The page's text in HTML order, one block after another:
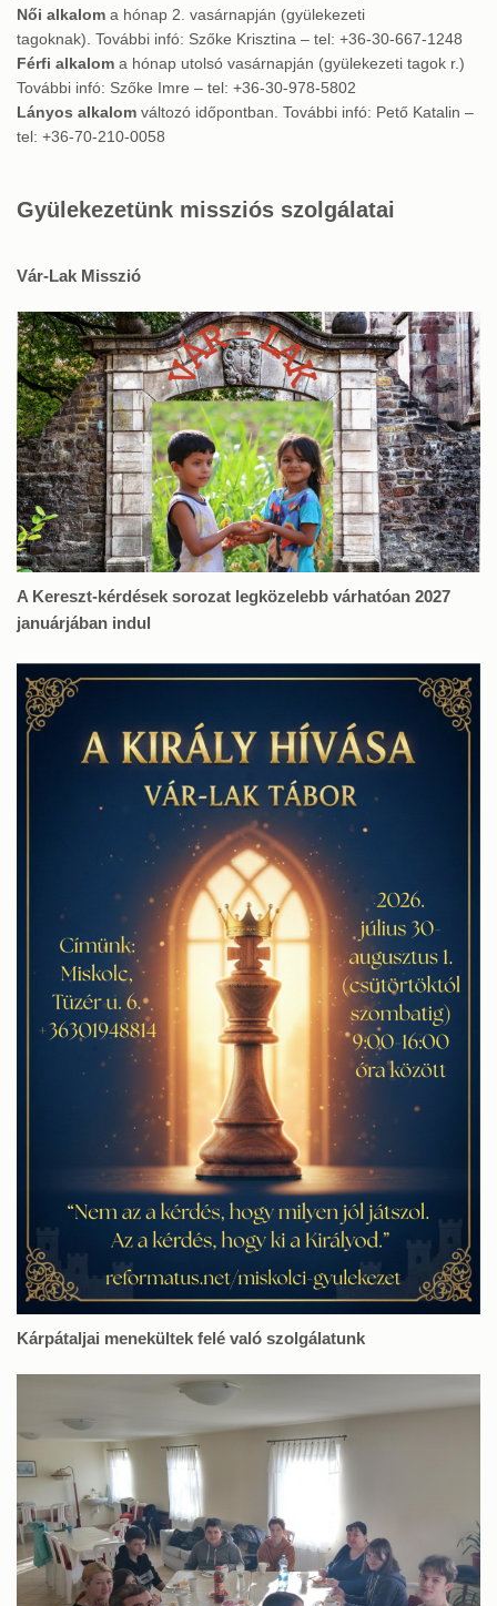
Női alkalom a hónap 2. vasárnapján (gyülekezeti
tagoknak). További infó: Szőke Krisztina – tel: +36-30-667-1248
Férfi alkalom a hónap utolsó vasárnapján (gyülekezeti tagok r.)
További infó: Szőke Imre – tel: +36-30-978-5802
Lányos alkalom változó időpontban. További infó: Pető Katalin –
tel: +36-70-210-0058
Gyülekezetünk missziós szolgálatai
Vár-Lak Misszió
A Kereszt-kérdések sorozat legközelebb várhatóan 2027
januárjában indul
Kárpátaljai menekültek felé való szolgálatunk